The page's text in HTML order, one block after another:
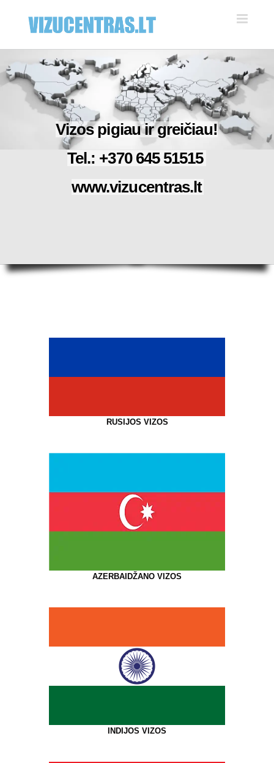
Vizos pigiau ir greičiau!
Tel.: +370 645 51515
www.vizucentras.lt
RUSIJOS VIZOS
AZERBAIDŽANO VIZOS
INDIJOS VIZOS